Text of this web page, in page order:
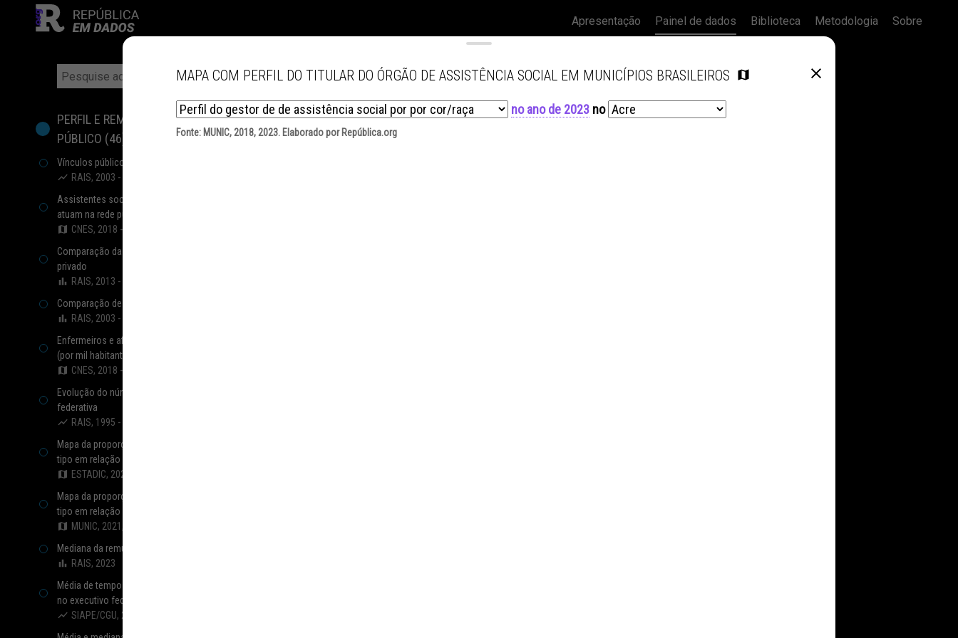
Apresentação Painel de dados Biblioteca Metodologia Sobre
FILTROS
PERFIL E REMUNERAÇÃO DO PROFISSIONAL
PÚBLICO (46
Vínculos públicos civis ativos
RAIS, 2003 - 2023
Assistentes sociais e economistas domésticos que
atuam na rede pública de saúde
CNES, 2018 - 2024
Comparação da remuneração entre setor público e
privado
RAIS, 2013 - 2023
Comparação de vínculos entre setor privado e público
RAIS, 2003 - 2023
Enfermeiros e afins que atuam na rede pública de saúde
(por mil habitantes)
CNES, 2018 - 2024
Evolução do número de vínculos por poder e esfera
federativa
RAIS, 1995 - 2023
Mapa da proporção e total de vínculos estaduais por
tipo em relação a todos os vínculos
ESTADIC, 2021, 2023
Mapa da proporção e total de vínculos municipais por
tipo em relação a todos os vínculos
MUNIC, 2021, 2023
Mediana da remuneração de vínculos por esfera e poder
RAIS, 2023
Média de tempo de contribuição de aposentadorias civis
no executivo federal
SIAPE/CGU, 2024
MAPA COM PERFIL DO TITULAR DO ÓRGÃO DE ASSISTÊNCIA SOCIAL EM MUNICÍPIOS BRASILEIROS
no ano de 2023 no
Fonte: MUNIC, 2018, 2023. Elaborado por República.org